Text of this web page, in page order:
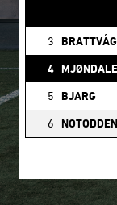
3 BRATTVÅG
4
5 BJARG
6
NOTODDEN